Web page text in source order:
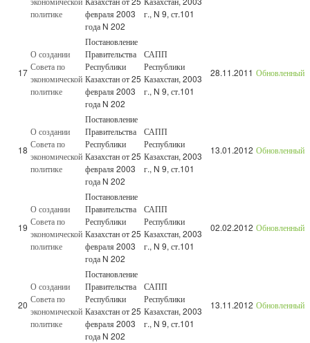
политике
февраля 2003
года N 202
г., N 9, ст.101
17
О создании
Совета по
экономической
политике
Постановление
Правительства
Республики
Казахстан от 25
февраля 2003
года N 202
САПП
Республики
Казахстан, 2003
г., N 9, ст.101
28.11.2011 Обновленный
18
О создании
Совета по
экономической
политике
Постановление
Правительства
Республики
Казахстан от 25
февраля 2003
года N 202
САПП
Республики
Казахстан, 2003
г., N 9, ст.101
13.01.2012 Обновленный
19
О создании
Совета по
экономической
политике
Постановление
Правительства
Республики
Казахстан от 25
февраля 2003
года N 202
САПП
Республики
Казахстан, 2003
г., N 9, ст.101
02.02.2012 Обновленный
20
О создании
Совета по
экономической
политике
Постановление
Правительства
Республики
Казахстан от 25
февраля 2003
года N 202
САПП
Республики
Казахстан, 2003
г., N 9, ст.101
13.11.2012 Обновленный